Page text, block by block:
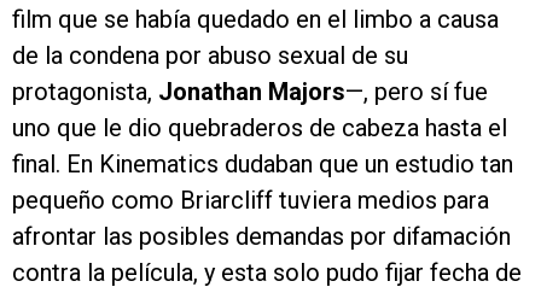
film que se había quedado en el limbo a causa
de la condena por abuso sexual de su
protagonista, Jonathan Majors—, pero sí fue
uno que le dio quebraderos de cabeza hasta el
final. En Kinematics dudaban que un estudio tan
pequeño como Briarcliff tuviera medios para
afrontar las posibles demandas por difamación
contra la película, y esta solo pudo fijar fecha de